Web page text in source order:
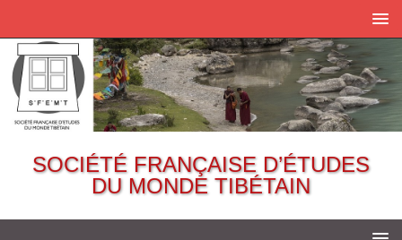
SOCIÉTÉ FRANÇAISE D’ÉTUDES
DU MONDE TIBÉTAIN